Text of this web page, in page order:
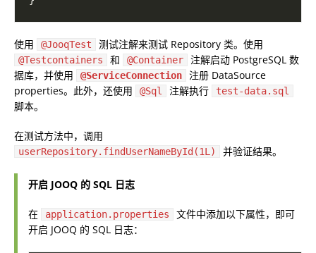
使用 @JooqTest 测试注解来测试 Repository 类。使用
@Testcontainers 和 @Container
注解启动 PostgreSQL 数
据库，并使用
@ServiceConnection
注册 DataSource
properties。此外，还使用
@Sql 注解执行 test-data.sql
脚本。
在测试方法中，调用
userRepository.findUserNameById(1L) 并验证结果。
开启 JOOQ 的 SQL 日志
在 application.properties
文件中添加以下属性，即可
开启 JOOQ 的 SQL 日志：